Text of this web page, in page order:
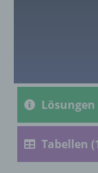
Lösungen
Tabellen